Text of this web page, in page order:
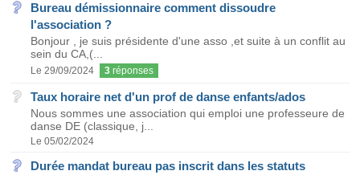
Bureau démissionnaire comment dissoudre
l'association ?
Bonjour , je suis présidente d'une asso ,et suite à un conflit au
sein du CA,(...
Le 29/09/2024 3 réponses
Taux horaire net d'un prof de danse enfants/ados
Nous sommes une association qui emploi une professeure de
danse DE (classique, j...
Le 05/02/2024
Durée mandat bureau pas inscrit dans les statuts